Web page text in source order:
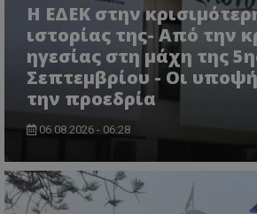
Η ΕΔΕΚ στην
ιστορίας της- Από την
ηγεσίας στη μάχη της
Σεπτεμβρίου - Οι
την προεδρία
06.08.2026 - 06:28